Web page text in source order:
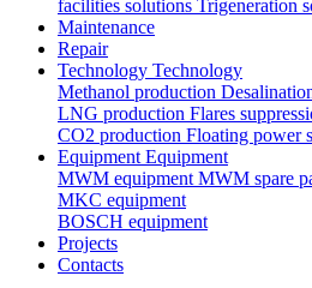
facilities solutions Trigeneration
Maintenance
Repair
Technology Technology
Methanol production
LNG production Flares
СО2 production Floating power
EquipmentEquipment
MWM equipmentMWM spare
MKC equipment
BOSCH equipment
Projects
Contacts